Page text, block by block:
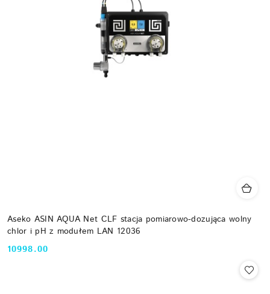
Aseko ASIN AQUA Net CLF stacja pomiarowo-dozująca wolny
chlor i pH z modułem LAN 12036
Cena:
10998.00